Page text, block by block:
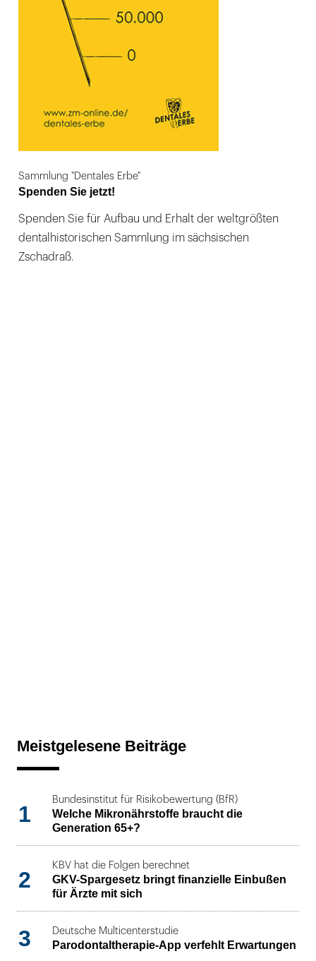
Sammlung "Dentales Erbe"
Spenden Sie jetzt!
Spenden Sie für Aufbau und Erhalt der weltgrößten
dentalhistorischen Sammlung im sächsischen
Zschadraß.
Meistgelesene Beiträge
1
Bundesinstitut für Risikobewertung (BfR)
Welche Mikronährstoffe braucht die
Generation 65+?
2
KBV hat die Folgen berechnet
GKV-Spargesetz bringt finanzielle Einbußen
für Ärzte mit sich
3 Deutsche Multicenterstudie
Parodontaltherapie-App verfehlt Erwartungen